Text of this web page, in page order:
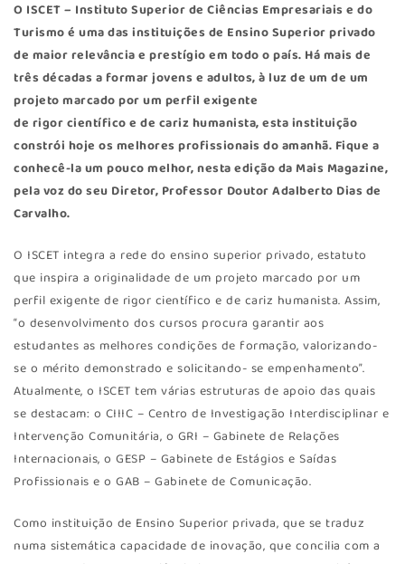
O ISCET– Instituto Superior de Ciências Empresariais e do
Turismo é uma das instituições de Ensino Superior privado
de maior relevância e prestígio em todo o país. Há mais de
três décadas a formar jovens e adultos, à luz de um de um
projeto marcado por um perfil exigente
de rigor científico e de cariz humanista, esta instituição
constrói hoje os melhores profissionais do amanhã. Fique a
conhecê-la um pouco melhor, nesta edição da Mais Magazine,
pela voz do seu Diretor, Professor Doutor Adalberto Dias de
Carvalho.
O ISCET integra a rede do ensino superior privado, estatuto
que inspira a originalidade de um projeto marcado por um
perfil exigente de rigor científico e de cariz humanista. Assim,
“o desenvolvimento dos cursos procura garantir aos
estudantes as melhores condições de formação, valorizando-
se o mérito demonstrado e solicitando- se empenhamento”.
Atualmente, o ISCET tem várias estruturas de apoio das quais
se destacam: o CIIIC – Centro de Investigação Interdisciplinar e
Intervenção Comunitária, o GRI – Gabinete de Relações
Internacionais, o GESP – Gabinete de Estágios e Saídas
Profissionais e o GAB – Gabinete de Comunicação.
Como instituição de Ensino Superior privada, que se traduz
numa sistemática capacidade de inovação, que concilia com a